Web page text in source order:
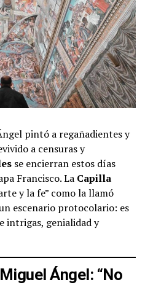
pintó a regañadientes y
a censuras y
se encierran estos días
Francisco. La Capilla
y la fe” como la llamó
escenario protocolario: es
intrigas, genialidad y
Ángel: “No